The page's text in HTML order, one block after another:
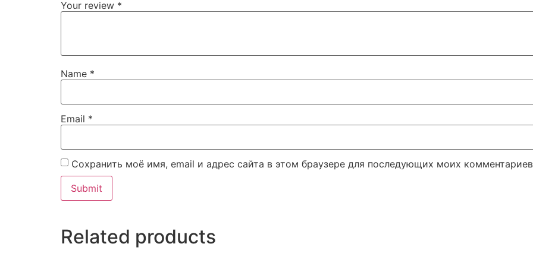
Your review *
Name *
Email *
Сохранить моё имя, email и адрес сайта в этом браузере для последующих моих
Related products